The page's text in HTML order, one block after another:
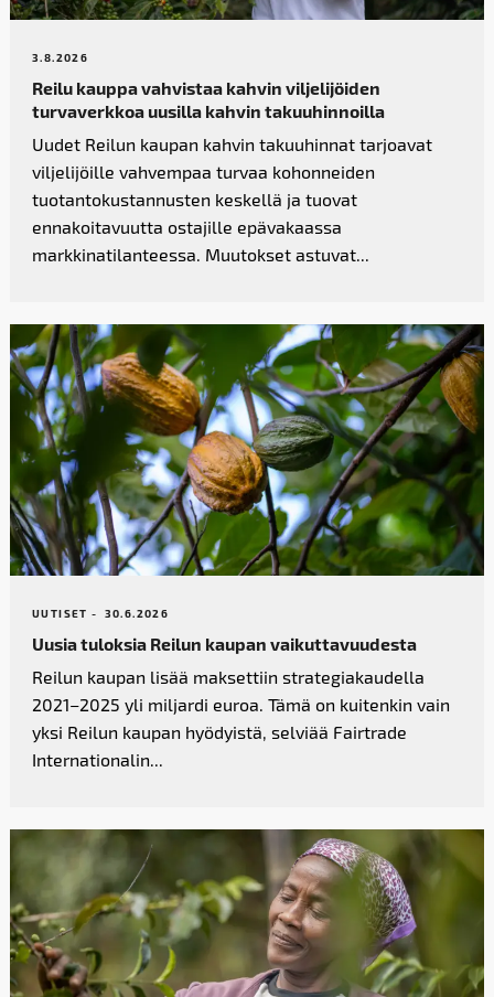
3.8.2026
Reilu kauppa vahvistaa kahvin­ viljelijöiden
turvaverkkoa uusilla kahvin takuuhinnoilla
Uudet Reilun kaupan kahvin takuuhinnat tarjoavat
viljelijöille vahvempaa turvaa kohonneiden
tuotantokustannusten keskellä ja tuovat
ennakoitavuutta ostajille epävakaassa
markkinatilanteessa. Muutokset astuvat...
UUTISET - 30.6.2026
Uusia tuloksia Reilun kaupan vaikutta­vuudesta
Reilun kaupan lisää maksettiin strategiakaudella
2021–2025 yli miljardi euroa. Tämä on kuitenkin vain
yksi Reilun kaupan hyödyistä, selviää Fairtrade
Internationalin...